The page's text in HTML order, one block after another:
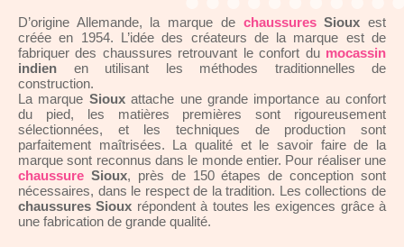
D’origine Allemande, la marque de chaussuresSioux est
créée en 1954. L’idée des créateurs de la marque est de
fabriquer des chaussures retrouvant le confort du mocassin
indien en utilisant les méthodes traditionnelles de
construction.
La marque Siouxattache une grande importance au confort
du pied, les matières premières sont rigoureusement
sélectionnées, et les techniques de production sont
parfaitement maîtrisées. La qualité et le savoir faire de la
marque sont reconnus dans le monde entier. Pour réaliser une
chaussure Sioux, près de 150 étapes de conception sont
nécessaires, dans le respect de la tradition. Les collections de
chaussures Sioux répondent à toutes les exigences grâce à
une fabrication de grande qualité.